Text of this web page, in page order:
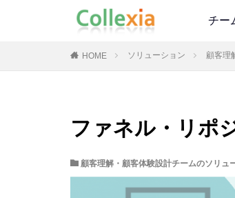
チー
HOME ソリューション 顧客理
ファネル・リポ
顧客理解・顧客体験設計チームのソリュ